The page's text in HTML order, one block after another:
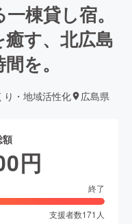
棟貸し宿。
す、北広島
を。
り・地域活性化 広島県
額
円
終了
支援者数171 人